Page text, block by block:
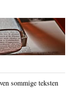
sommige teksten